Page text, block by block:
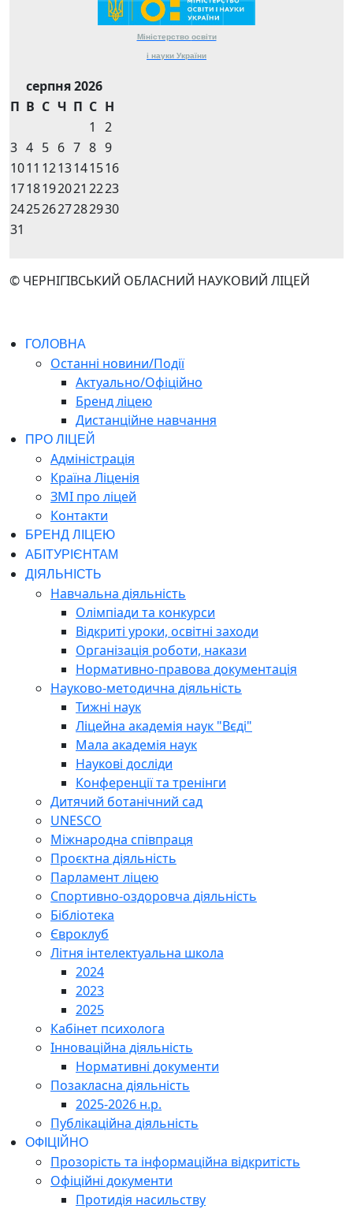
Міністерство освіти
і науки України
серпня 2026
П В С Ч П С Н
1
2
3 4 5 6 7 8 9
1011 1213141516
1718192021 2223
24252627282930
31
© ЧЕРНІГІВСЬКИЙ ОБЛАСНИЙ НАУКОВИЙ ЛІЦЕЙ
ГОЛОВНА
Останні новини/Події
Актуально/Офіційно
Бренд ліцею
Дистанційне навчання
ПРО ЛІЦЕЙ
Адміністрація
Країна Ліценія
ЗМІ про ліцей
Контакти
БРЕНД ЛІЦЕЮ
АБІТУРІЄНТАМ
ДІЯЛЬНІСТЬ
Навчальна діяльність
Олімпіади та конкурси
Відкриті уроки, освітні заходи
Організація роботи, накази
Нормативно-правова документація
Науково-методична діяльність
Тижні наук
Ліцейна академія наук "Вєді"
Мала академія наук
Наукові досліди
Конференції та тренінги
Дитячий ботанічний сад
UNESCO
Міжнародна співпраця
Проєктна діяльність
Парламент ліцею
Спортивно-оздоровча діяльність
Бібліотека
Євроклуб
Літня інтелектуальна школа
2024
2023
2025
Кабінет психолога
Інноваційна діяльність
Нормативні документи
Позакласна діяльність
2025-2026 н.р.
Публікаційна діяльність
ОФІЦІЙНО
Прозорість та інформаційна відкритість
Офіційні документи
Протидія насильству